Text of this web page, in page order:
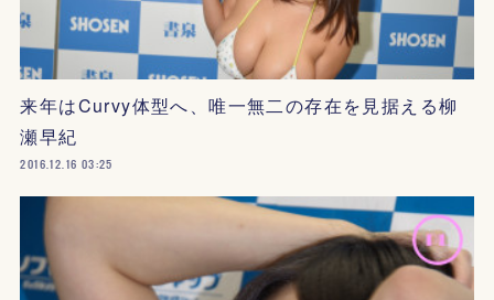
来年はCurvy体型へ、唯一無二の存在を見据える柳
瀬早紀
2016.12.16 03:25